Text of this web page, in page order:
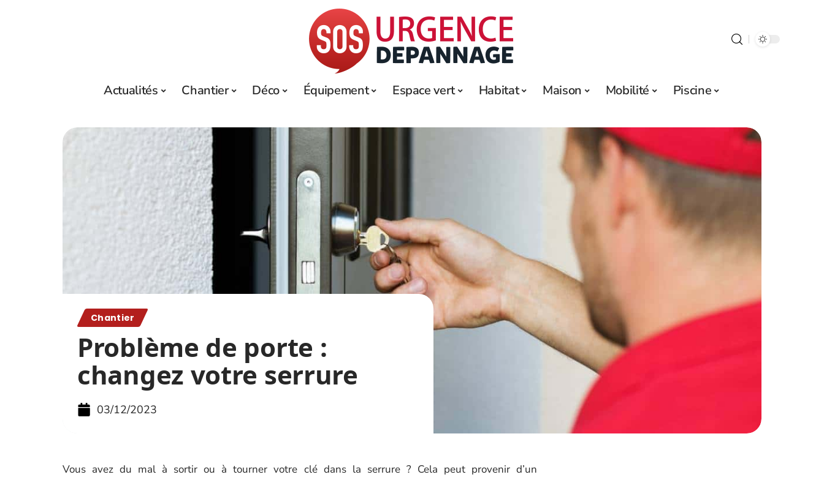
Actualités Chantier Déco Équipement Espace vert Habitat Maison Mobilité Piscine
Chantier
Problème de porte :
changez votre serrure
03/12/2023
Vous avez du mal à sortir ou à tourner votre clé dans la serrure ? Cela peut provenir d’un